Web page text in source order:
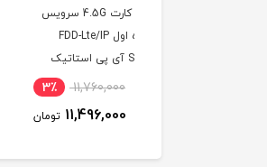
مودم آنلاک ایرانسل مدل
سیمکارت دوقلو و دو عدد
آنتن اکسترنال 19 دسی بل
یکساله
9,750,000
9,490,000